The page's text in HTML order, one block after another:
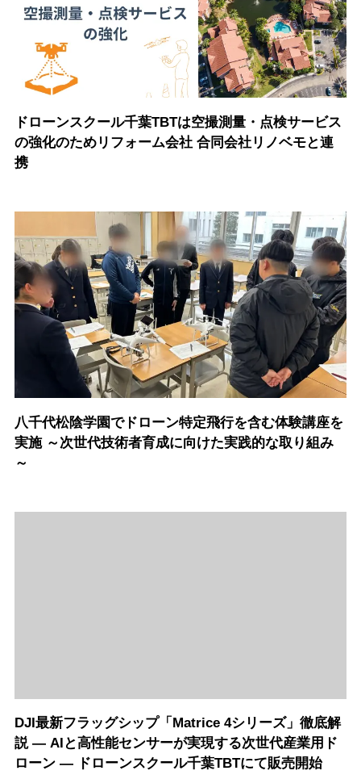
ドローンスクール千葉TBTは空撮測量・点検サービス
の強化のためリフォーム会社 合同会社リノベモと連
携
八千代松陰学園でドローン特定飛行を含む体験講座を
実施 ～次世代技術者育成に向けた実践的な取り組み
～
DJI最新フラッグシップ「Matrice 4シリーズ」徹底解
説 ― AIと高性能センサーが実現する次世代産業用ド
ローン ― ドローンスクール千葉TBTにて販売開始